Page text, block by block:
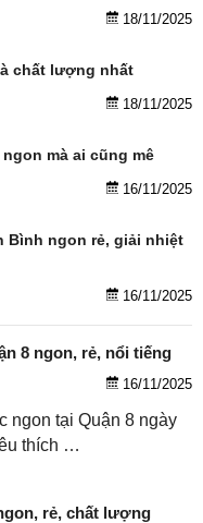
18/11/2025
chất lượng nhất
18/11/2025
mà ai cũng mê
16/11/2025
Bình ngon rẻ, giải nhiệt
16/11/2025
8 ngon, rẻ, nổi tiếng
16/11/2025
ngon tại Quận 8 ngày
thích …
rẻ, chất lượng